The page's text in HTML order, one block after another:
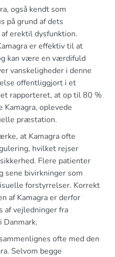
også kendt som
på grund af dets
erektil dysfunktion.
er effektiv til at
kan være en værdifuld
vanskeligheder i denne
offentliggjort i et
rapporteret, at op til 80 %
Kamagra, oplevede
præstation.
at Kamagra ofte
hvilket rejser
Flere patienter
sene bivirkninger som
forstyrrelser. Korrekt
af Kamagra er derfor
af vejledninger fra
Danmark.
ofte med den
Selvom begge